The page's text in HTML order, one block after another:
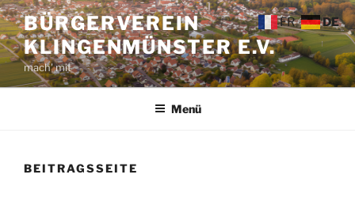
Zum
Inhalt
springen
BÜRGERVEREIN
KLINGENMÜNSTER E.V.
mach' mit
Menü
BEITRAGSSEITE
FR DE